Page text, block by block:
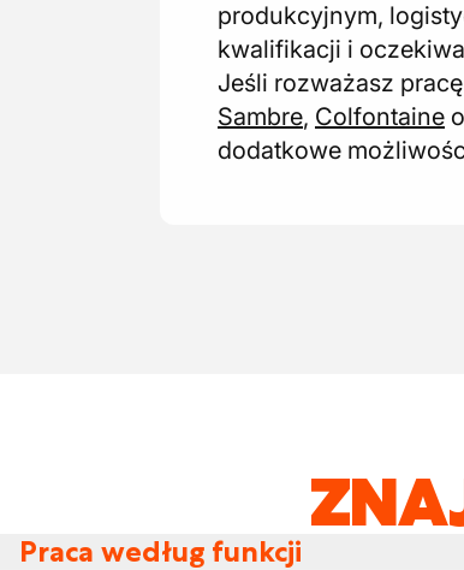
produkcyjnym,
kwalifikacji i
Jeśli rozważasz
Sambre, Colfontaine
dodatkowe
Praca według funkcji